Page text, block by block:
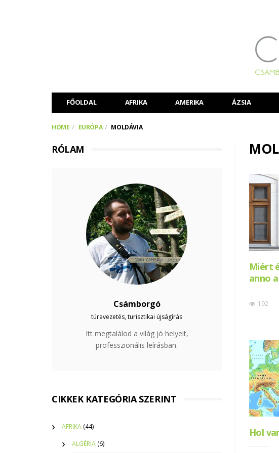
FŐOLDAL AFRIKA AMERIKA ÁZSIA
HOME EURÓPA MOLDÁVIA
Miért
anno
192
Hol
RÓLAM
Csámborgó
túravezetés, turisztikai újságírás
Itt megtalálod a világ jó helyeit,
professzionális leírásban.
CIKKEK KATEGÓRIA SZERINT
AFRIKA (44)
ALGÉRIA (6)